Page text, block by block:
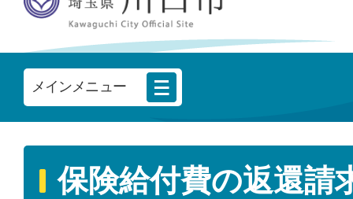
メインメニュー
保険給付費の返還請